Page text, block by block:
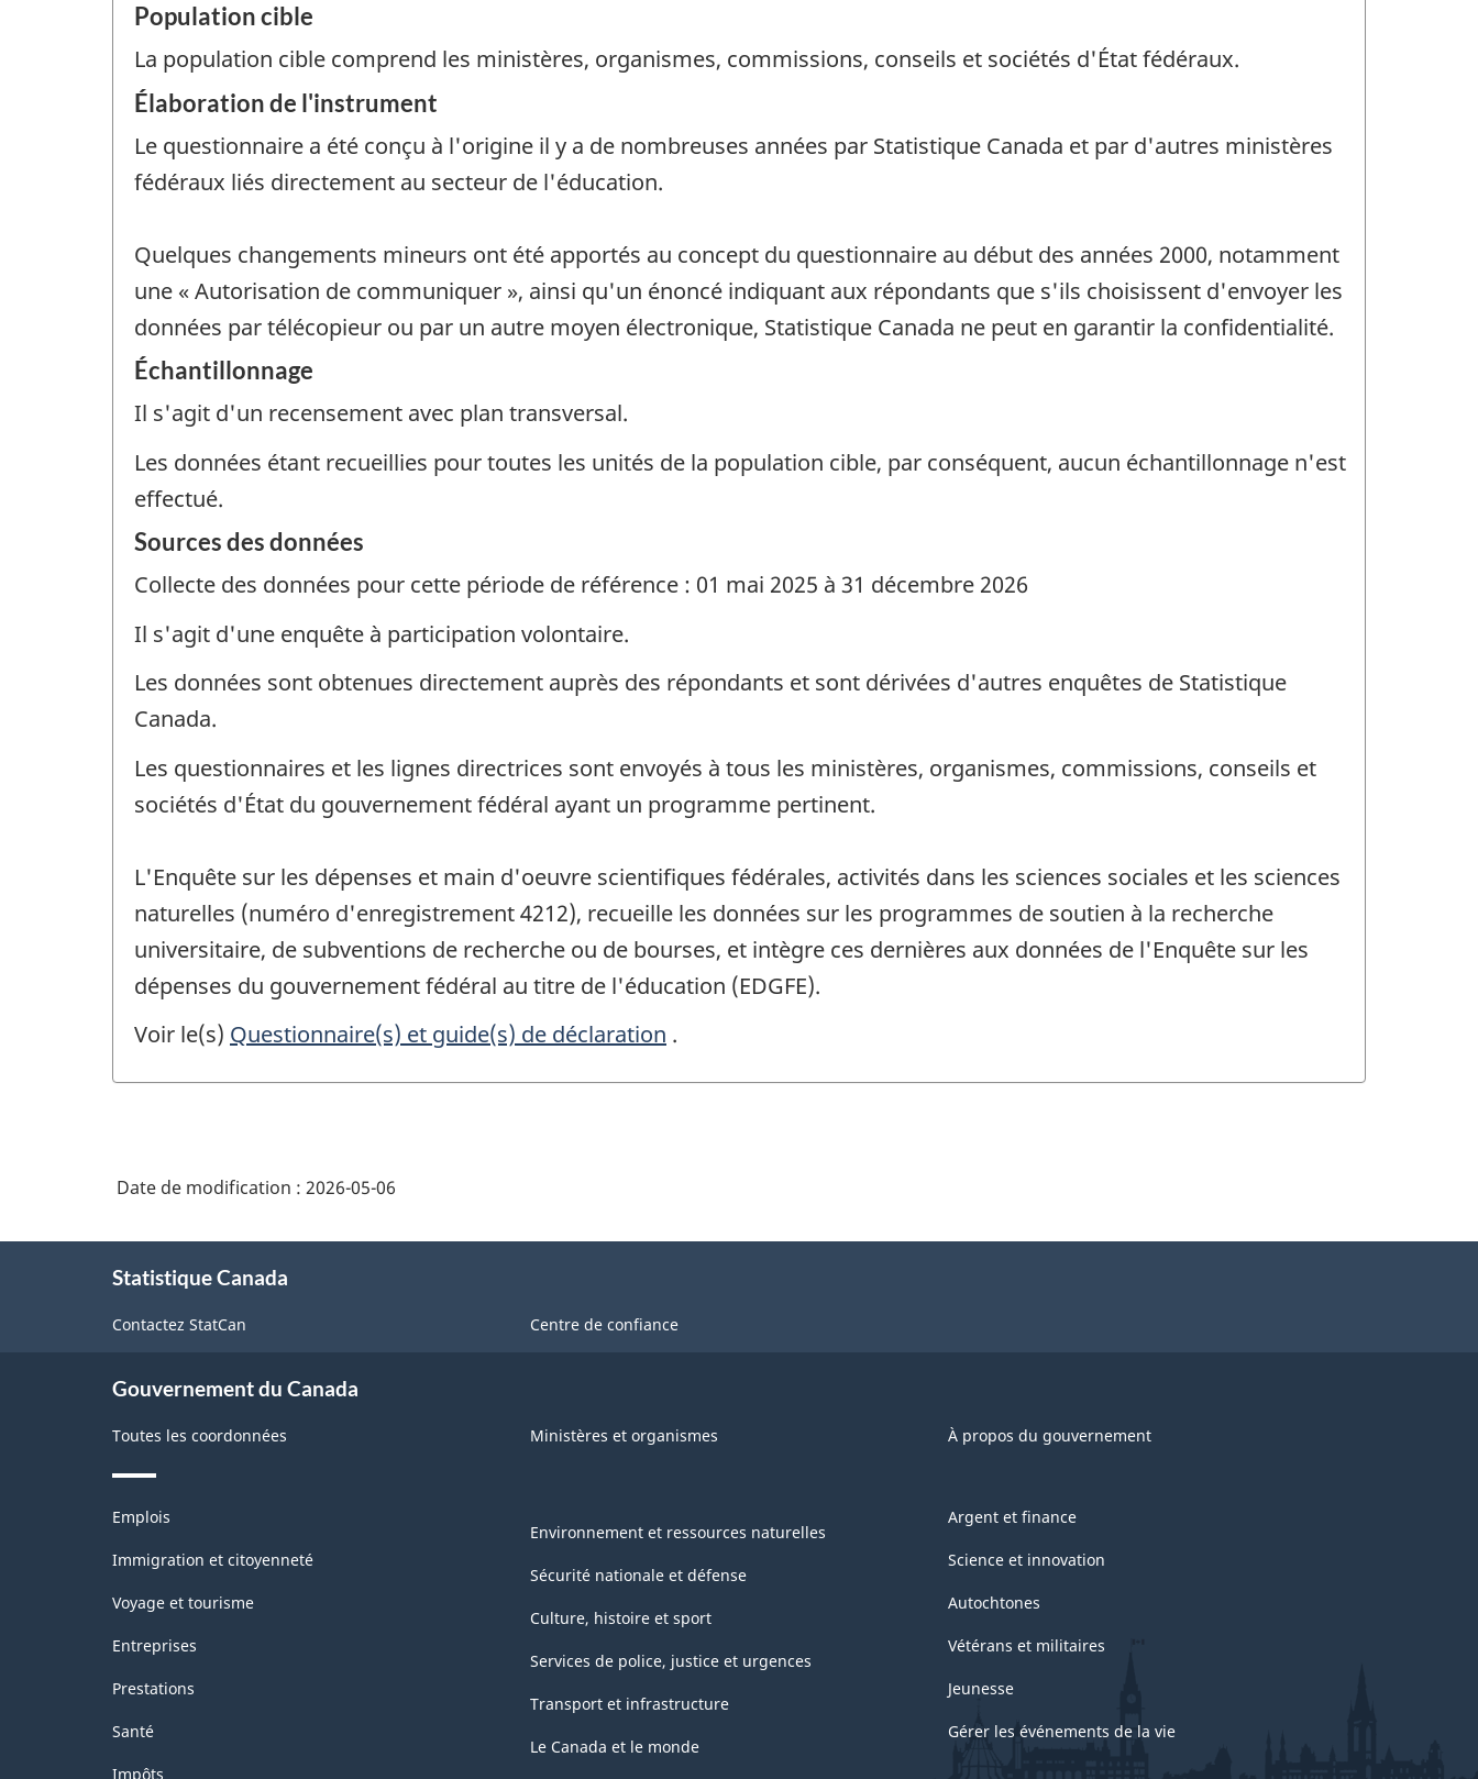
Population cible
La population cible comprend les ministères, organismes, commissions, conseils et sociétés d'État fédéraux.
Élaboration de l'instrument
Le questionnaire a été conçu à l'origine il y a de nombreuses années par Statistique Canada et par d'autres ministères
fédéraux liés directement au secteur de l'éducation.
Quelques changements mineurs ont été apportés au concept du questionnaire au début des années 2000, notamment
une « Autorisation de communiquer », ainsi qu'un énoncé indiquant aux répondants que s'ils choisissent d'envoyer les
données par télécopieur ou par un autre moyen électronique, Statistique Canada ne peut en garantir la confidentialité.
Échantillonnage
Il s'agit d'un recensement avec plan transversal.
Les données étant recueillies pour toutes les unités de la population cible, par conséquent, aucun échantillonnage n'est
effectué.
Sources des données
Collecte des données pour cette période de référence : 01 mai 2025 à 31 décembre 2026
Il s'agit d'une enquête à participation volontaire.
Les données sont obtenues directement auprès des répondants et sont dérivées d'autres enquêtes de Statistique
Canada.
Les questionnaires et les lignes directrices sont envoyés à tous les ministères, organismes, commissions, conseils et
sociétés d'État du gouvernement fédéral ayant un programme pertinent.
L'Enquête sur les dépenses et main d'oeuvre scientifiques fédérales, activités dans les sciences sociales et les sciences
naturelles (numéro d'enregistrement 4212), recueille les données sur les programmes de soutien à la recherche
universitaire, de subventions de recherche ou de bourses, et intègre ces dernières aux données de l'Enquête sur les
dépenses du gouvernement fédéral au titre de l'éducation (EDGFE).
Voir le(s) Questionnaire(s) et guide(s) de déclaration .
Date de modification : 2026-05-06
Statistique Canada
Contactez StatCan Centre de confiance
Gouvernement du Canada
Toutes les coordonnées Ministères et organismes À propos du gouvernement
Thèmes
sujets
Emplois
Immigration et citoyenneté
Voyage et tourisme
Entreprises
Prestations
Santé
Impôts
Environnement et ressources naturelles
Sécurité nationale et défense
Culture, histoire et sport
Services de police, justice et urgences
Transport et infrastructure
Le Canada et le monde
Argent et finance
Science et innovation
Autochtones
Vétérans et militaires
Jeunesse
Gérer les événements de la vie